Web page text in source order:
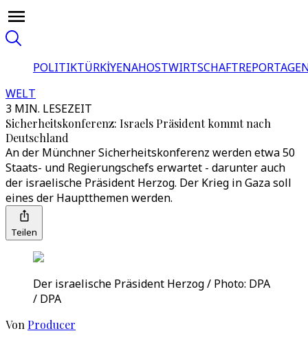
POLITIKTÜRKİYENAHOSTWIRTSCHAFT
WELT
3 MIN. LESEZEIT
Sicherheitskonferenz: Israels Präsident kommt nach
Deutschland
An der Münchner Sicherheitskonferenz werden etwa 50
Staats- und Regierungschefs erwartet - darunter auch
der israelische Präsident Herzog. Der Krieg in Gaza soll
eines der Hauptthemen werden.
Teilen
Der israelische Präsident Herzog / Photo: DPA
/ DPA
Von Producer